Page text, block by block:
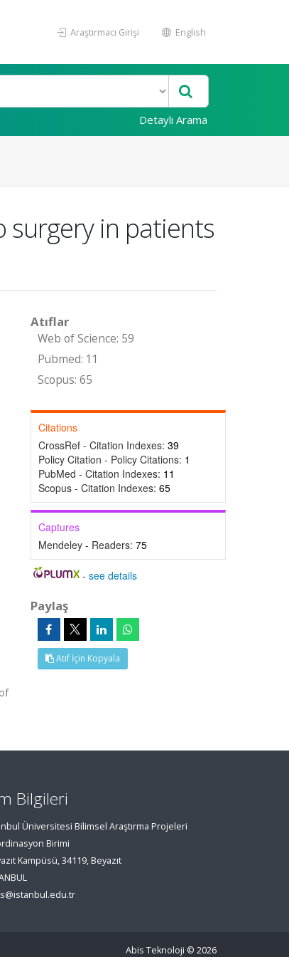
Araştırmacı Girişi English
Detaylı Arama
surgery in patients
Atıflar
Web of Science: 59
Pubmed: 11
Scopus: 65
Citations
CrossRef - Citation Indexes: 39
Policy Citation - Policy Citations: 1
PubMed - Citation Indexes: 11
Scopus - Citation Indexes: 65
Captures
Mendeley - Readers: 75
-see details
Paylaş
Atıf İçin Kopyala
Bilgileri
Üniversitesi Bilimsel Araştırma Projeleri
Birimi
Kampüsü, 34119, Beyazıt
Abis Teknoloji © 2026